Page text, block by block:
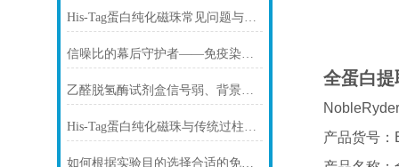
His-Tag蛋白纯化磁珠常见问题与解决方案
信噪比的幕后守护者——免疫染色洗涤液的科学原理与核心价值
乙醛脱氢酶试剂盒信号弱、背景高、重复性差怎么办？
His-Tag蛋白纯化磁珠与传统过柱层析纯化方式
如何根据实验目的选择合适的免疫染色封闭剂
全蛋白
产品货号：